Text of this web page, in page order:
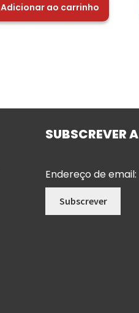
Adicionar ao carrinho
SUBSCREVER
Endereço de email: